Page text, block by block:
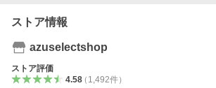
ストア情報
azuselectshop
ストア評価
4.58（ 1,492件）